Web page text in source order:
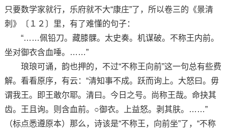
只要数学家就行，乐府就不大“康庄”了，所以卷三的《景清
刺》〔１２〕里，有了难懂的句子：
“……佩铅刀。藏膝髁。太史奏。机谋破。不称王内前。
坐对御衣含血唾。……”
琅琅可诵，韵也押的，不过“不称王向前”这一句总有些费
解。看看原序，有云：“清知事不成。跃而询上。大怒曰。毋
谓我王。即王敢尔耶。清曰。今日之号。尚称王哉。命抉其
齿。王且询。则含血前。○御衣。上益怒。剥其肤。……”
（标点悉遵原本）那么，诗该是“不称王，向前坐”了，“不称